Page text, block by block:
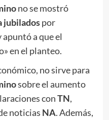
no se mostró
jubiladospor
a que el
en el planteo.
no sirve para
sobre el aumento
conTN,
noticias NA. Además,